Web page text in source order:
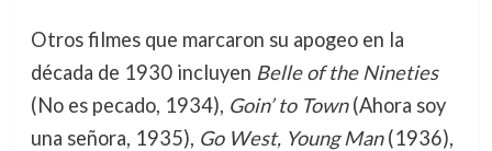
Otros filmes que marcaron su apogeo en la
década de 1930 incluyen Belle of the Nineties
(No es pecado, 1934), Goin’ to Town(Ahora soy
una señora, 1935), Go West, Young Man(1936),